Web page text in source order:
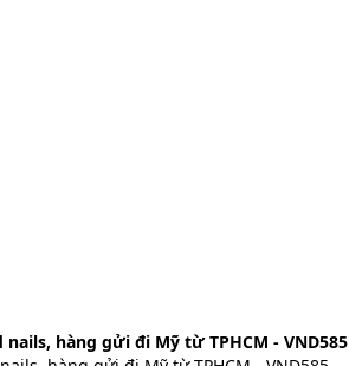
hàng gửi đi Mỹ từ TPHCM - VND585